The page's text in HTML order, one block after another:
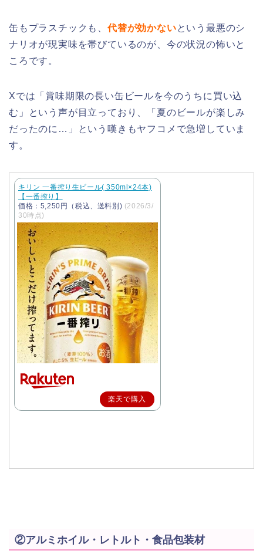
缶もプラスチックも、 代替が効かないという最悪のシ
ナリオが現実味を帯びているのが、今の状況の怖いと
ころです。
Xでは「賞味期限の長い缶ビールを今のうちに買い込
む」という声が目立っており、「夏のビールが楽しみ
だったのに…」という嘆きもヤフコメで急増していま
す。
キリン 一番搾り生ビール( 350ml×24本)
【一番搾り】
価格：5,250円（税込、送料別) (2026/3/
30時点)
楽天で購入
②アルミホイル・レトルト・食品包装材